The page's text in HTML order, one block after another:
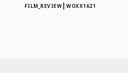
FILM_REVIEW |WOXX1621